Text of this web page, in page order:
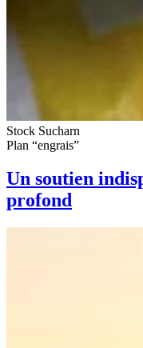
Stock Sucharn
Plan “engrais”
Un soutien
profond